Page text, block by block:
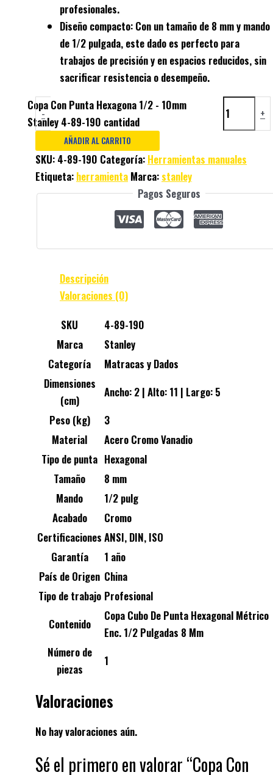
profesionales.
Diseño compacto: Con un tamaño de 8 mmy mando
de 1/2 pulgada, este dado es perfecto para
trabajos de precisióny en espacios reducidos, sin
sacrificar resistencia o desempeño.
-
Copa Con Punta Hexagona 1/2 - 10mm
Stanley 4-89-190 cantidad
+
AÑADIR AL CARRITO
SKU: 4-89-190 Categoría: Herramientas manuales
Etiqueta: herramienta Marca: stanley
Pagos Seguros
Descripción
Valoraciones (0)
SKU
4-89-190
Marca
Stanley
Categoría
Matracas y Dados
Dimensiones
(cm)
Ancho: 2 | Alto: 11 | Largo: 5
Peso (kg)
3
Material
Acero Cromo Vanadio
Tipo de punta Hexagonal
Tamaño
8 mm
Mando
1/2 pulg
Acabado
Cromo
Certificaciones ANSI, DIN, ISO
Garantía
1 año
País de Origen China
Tipo de trabajo Profesional
Contenido
Copa Cubo De Punta Hexagonal Métrico
Enc. 1/2 Pulgadas 8 Mm
Número de
piezas
1
Valoraciones
No hay valoraciones aún.
Sé el primero en valorar “Copa Con